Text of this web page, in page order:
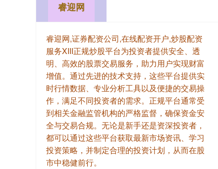
睿迎网
睿迎网,证券配资公司,在线配资开户,炒股配资
服务XIII‌正规炒股平台为投资者提供安全、透
明、高效的股票交易服务，助力用户实现财富
增值。通过先进的技术支持，这些平台提供实
时行情数据、专业分析工具以及便捷的交易操
作，满足不同投资者的需求。正规平台通常受
到相关金融监管机构的严格监督，确保资金安
全与交易合规。无论是新手还是资深投资者，
都可以通过这些平台获取最新市场资讯、学习
投资策略，并制定合理的投资计划，从而在股
市中稳健前行。